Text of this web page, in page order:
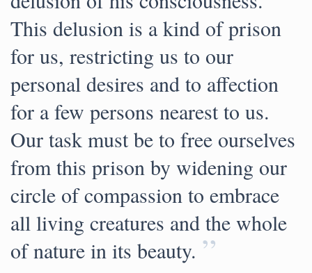
This delusion is a kind of prison
for us, restricting us to our
personal desires and to affection
for a few persons nearest to us.
Our task must be to free ourselves
from this prison by widening our
circle of compassion to embrace
all living creatures and the whole
of nature in its beauty. ”